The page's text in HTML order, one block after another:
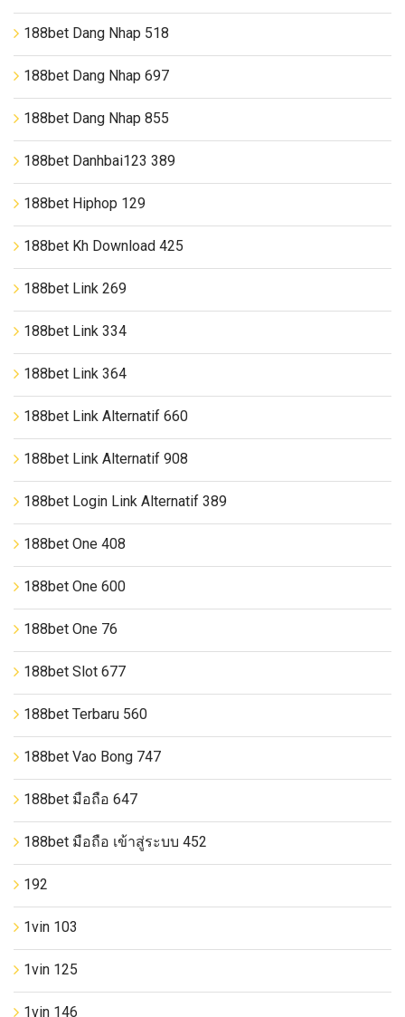
188bet Dang Nhap 518
188bet Dang Nhap 697
188bet Dang Nhap 855
188bet Danhbai123 389
188bet Hiphop 129
188bet Kh Download 425
188bet Link 269
188bet Link 334
188bet Link 364
188bet Link Alternatif 660
188bet Link Alternatif 908
188bet Login Link Alternatif 389
188bet One 408
188bet One 600
188bet One 76
188bet Slot 677
188bet Terbaru 560
188bet Vao Bong 747
188bet มือถือ 647
188bet มือถือ เข้าสู่ระบบ 452
192
1vin 103
1vin 125
1vin 146